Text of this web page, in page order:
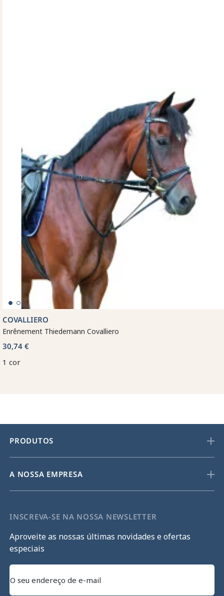
COVALLIERO
Enrênement Thiedemann Covalliero
30,74 €
1 cor
PRODUTOS
A NOSSA EMPRESA
INSCREVA-SE NA NOSSA NEWSLETTER
Aproveite as nossas últimas novidades e ofertas
especiais